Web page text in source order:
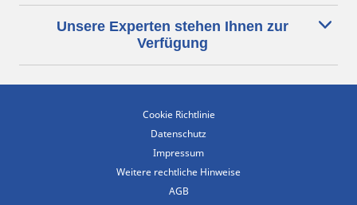
Unsere Experten stehen Ihnen zur
Verfügung
Cookie Richtlinie
Datenschutz
Impressum
Weitere rechtliche Hinweise
AGB